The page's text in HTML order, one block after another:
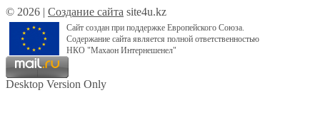
© 2026 | Создание сайта site4u.kz
Сайт создан при поддержке Европейского Союза.
Содержание сайта является полной ответственностью
НКО "Махаон Интернешенел"
Desktop Version Only